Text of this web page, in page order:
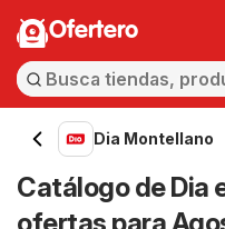
Ofertero
Dia Montellano
Catálogo de Dia